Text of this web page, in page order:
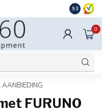
Ook
9.3
0
AANBIEDING
FURUNO